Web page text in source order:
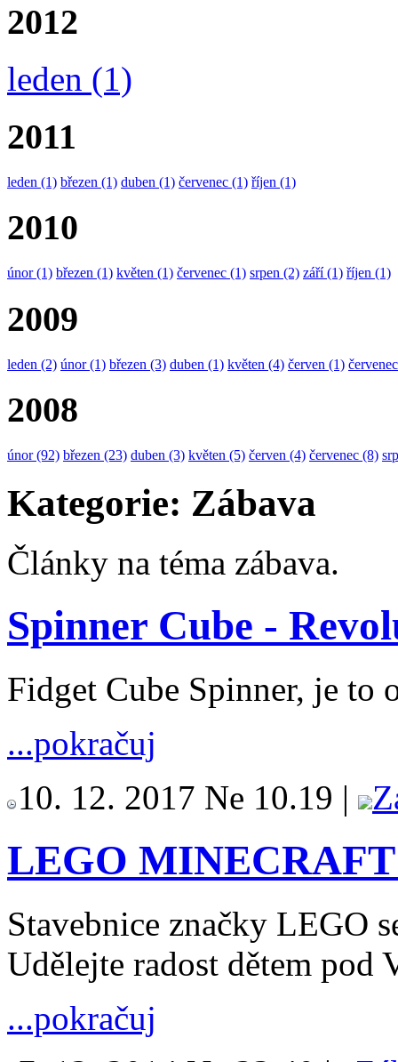
2012
leden (1)
2011
leden (1) březen (1) duben (1) červenec (1) říjen (1)
2010
únor(1) březen (1) květen (1) červenec (1) srpen (2) září(1) říjen (1)
2009
leden (2) únor(1) březen (3) duben (1) květen (4) červen (1) červenec
2008
únor(92) březen (23) duben (3) květen (5) červen (4) červenec (8)
Kategorie: Zábava
Články na téma zábava.
Spinner Cube -
Fidget Cube Spinner, je to
...pokračuj
10. 12. 2017 Ne 10.19 |
LEGO MINECRAFT
Stavebnice značky LEGO
Udělejte radost dětem pod
...pokračuj